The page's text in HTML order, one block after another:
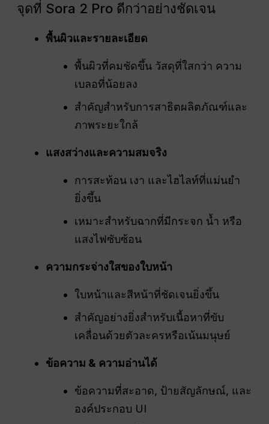
จุดที่ Sora 2 Pro ดีกว่าอย่างชัดเจน
พื้นผิวและรายละเอียด
พื้นผิวที่คมชัดขึ้น วัสดุที่ใสกว่า ความ
เบลอที่น้อยลง
สำคัญสำหรับการสาธิตผลิตภัณฑ์และ
ภาพระยะใกล้
แสงสว่างและความสมจริง
การสะท้อน เงา และไฮไลท์ที่แม่นยำ
ยิ่งขึ้น
เหมาะสำหรับฉากที่มีกระจก น้ำ หรือ
แสงไฟซับซ้อน
ความกระจ่างใสของใบหน้า
ใบหน้าและสีหน้าที่ชัดเจนยิ่งขึ้น
สำคัญอย่างยิ่งสำหรับเนื้อหาที่ขับ
เคลื่อนด้วยตัวละครหรือเน้นมนุษย์
ข้อความ & ความอ่านได้
ข้อความที่สะอาด, ป้ายสัญลักษณ์, และ
องค์ประกอบ UI